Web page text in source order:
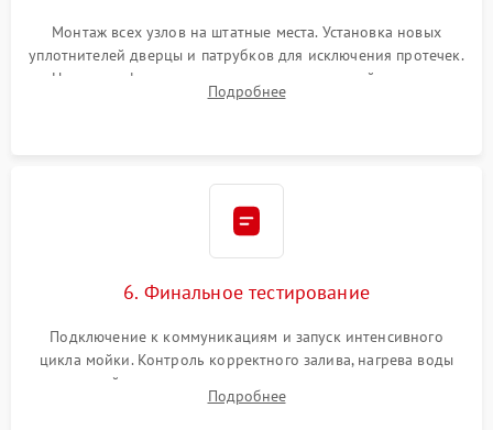
Монтаж всех узлов на штатные места. Установка новых
уплотнителей дверцы и патрубков для исключения протечек.
Надежная фиксация хомутов гидравлической системы,
сборка корпуса и установка датчика поплавка.
Подробнее
6. Финальное тестирование
Подключение к коммуникациям и запуск интенсивного
цикла мойки. Контроль корректного залива, нагрева воды
до нужной температуры, отсутствия посторонних шумов,
штатного слива и абсолютной сухости в поддоне.
Подробнее